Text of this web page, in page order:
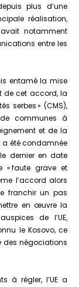
plus d’une
réalisation,
notamment
entre les
entamé la mise
de cet accord, la
serbes » (CMS),
communes à
et de la
a été condamnée
dernier en date
« faute grave et
l’accord alors
franchir un pas
en œuvre la
de l’UE,
le Kosovo, ce
des négociations
à régler, l’UE a